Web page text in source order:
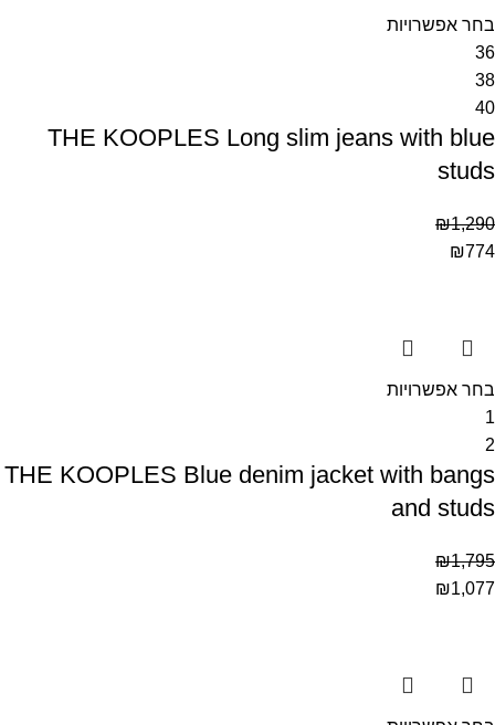
בחר אפשרויות
36
38
40
THE KOOPLES Long slim jeans with blue
studs
₪1,290
₪774
בחר אפשרויות
1
2
THE KOOPLES Blue denim jacket with bangs
and studs
₪1,795
₪1,077